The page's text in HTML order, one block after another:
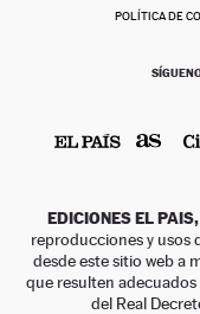
POLÍTICA DE
EDICIONES EL
reproducciones y usos
desde este sitio web a
que resulten
del Real